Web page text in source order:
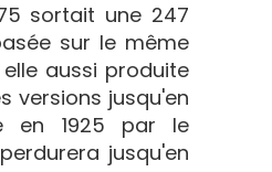
sortait une 247
sur le même
aussi produite
versions jusqu'en
en 1925 par le
jusqu'en